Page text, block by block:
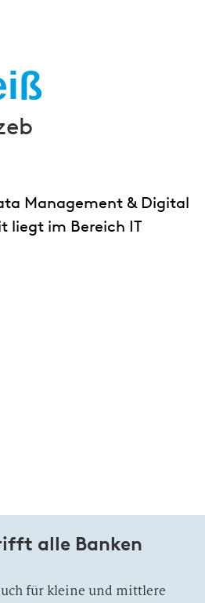
Management & Digital
liegt im Bereich IT
alle Banken
für kleine und mittlere